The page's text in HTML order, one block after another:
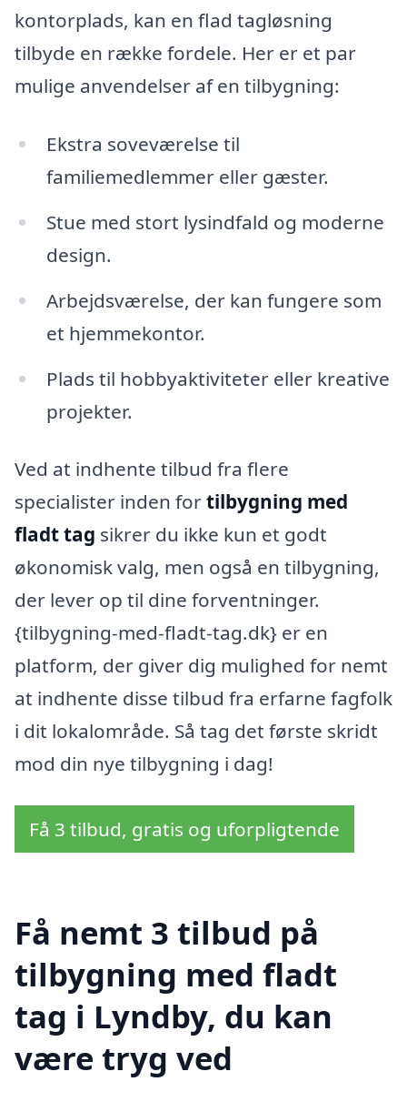
kontorplads, kan en flad tagløsning
tilbyde en række fordele. Her er et par
mulige anvendelser af en tilbygning:
Ekstra soveværelse til
familiemedlemmer eller gæster.
Stue med stort lysindfald og moderne
design.
Arbejdsværelse, der kan fungere som
et hjemmekontor.
Plads til hobbyaktiviteter eller kreative
projekter.
Ved at indhente tilbud fra flere
specialister inden fortilbygning med
fladt tag sikrer du ikke kun et godt
økonomisk valg, men også en tilbygning,
der lever op til dine forventninger.
{tilbygning-med-fladt-tag.dk} er en
platform, der giver dig mulighed for nemt
at indhente disse tilbud fra erfarne fagfolk
i dit lokalområde. Så tag det første skridt
mod din nye tilbygning i dag!
Få 3 tilbud, gratis og uforpligtende
Få nemt 3 tilbud på
tilbygning med fladt
tag i Lyndby, du kan
være tryg ved